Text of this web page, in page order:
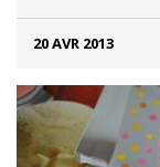
20 AVR 2013